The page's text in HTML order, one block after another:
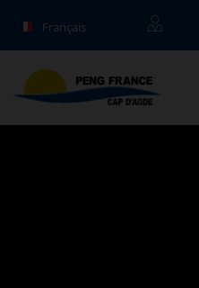
Français
English
Deutsch